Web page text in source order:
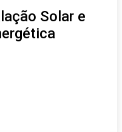
Solar e